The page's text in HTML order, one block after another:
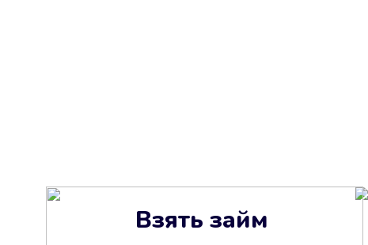
Взять займ